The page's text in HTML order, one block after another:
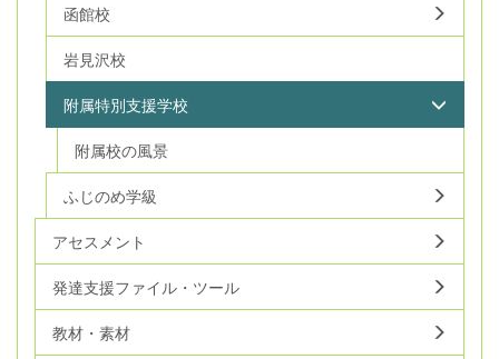
函館校
岩見沢校
附属特別支援学校
附属校の風景
ふじのめ学級
アセスメント
発達支援ファイル・ツール
教材・素材